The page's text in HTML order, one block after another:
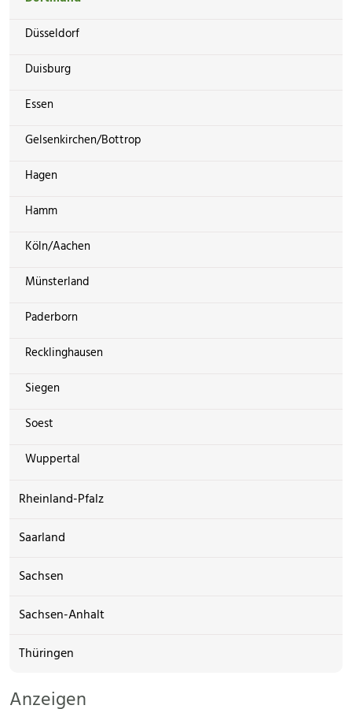
Düsseldorf
Duisburg
Essen
Gelsenkirchen/Bottrop
Hagen
Hamm
Köln/Aachen
Münsterland
Paderborn
Recklinghausen
Siegen
Soest
Wuppertal
Rheinland-Pfalz
Saarland
Sachsen
Sachsen-Anhalt
Thüringen
Anzeigen